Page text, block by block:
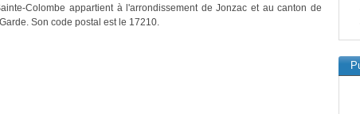
Colombe appartient à l'arrondissement de Jonzac et au canton de
Son code postal est le 17210.